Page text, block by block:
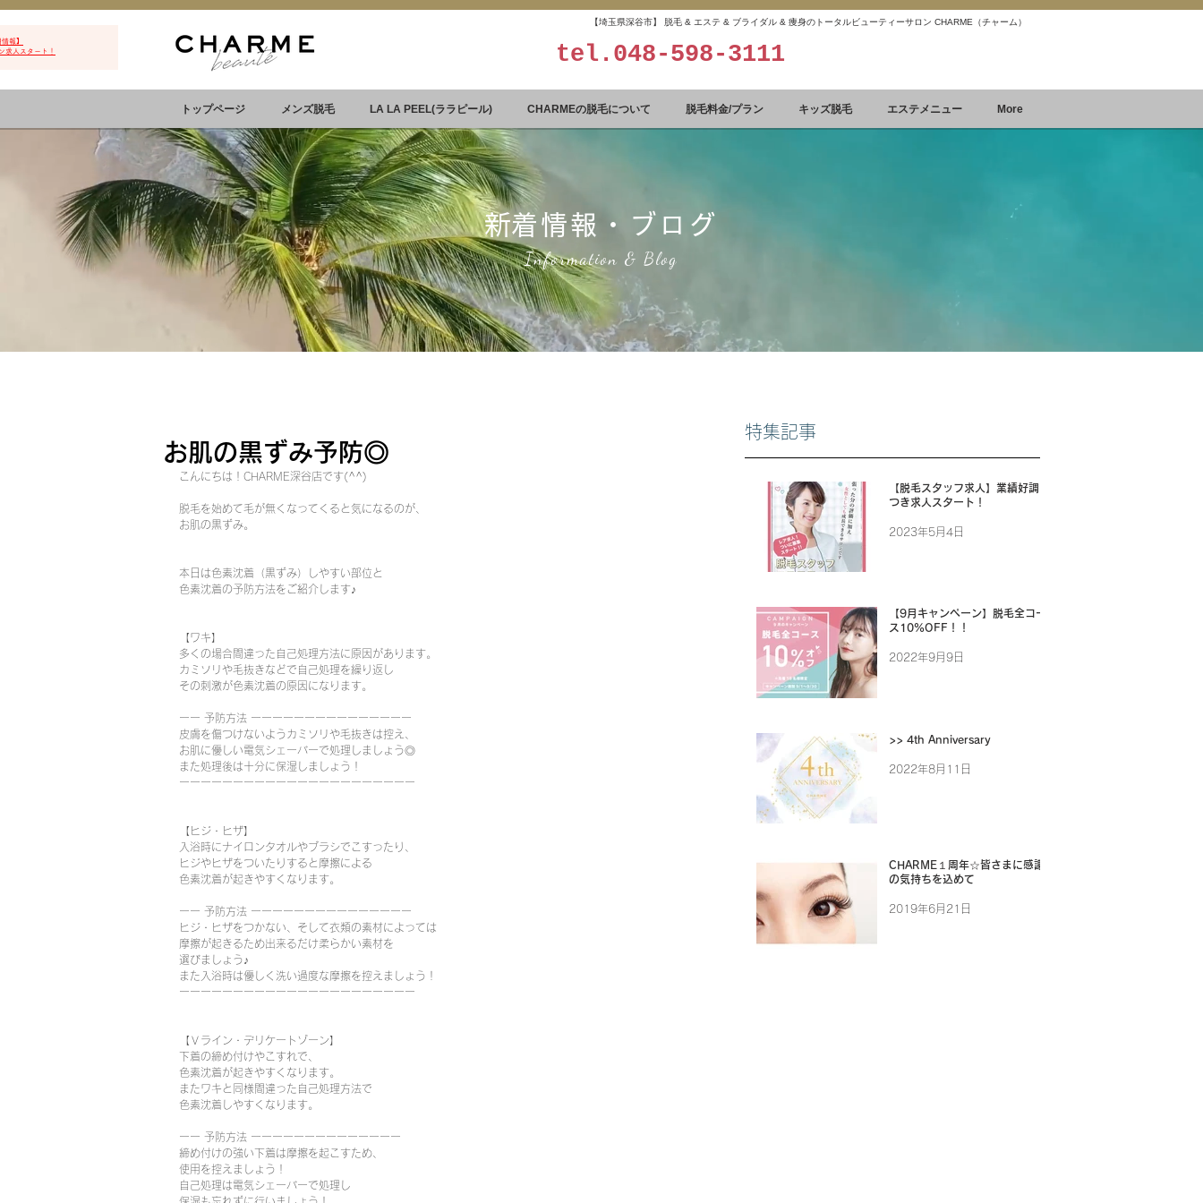
報】
求人スタート！
【埼玉県深谷市】 脱毛 & エステ & ブライダル & 痩身のトータルビューティーサロン CHARME（チャーム）
tel. 048-598-3111
トップページ メンズ脱毛 LA LA PEEL(ララピール) CHARMEの脱毛について 脱毛料金/プラン キッズ脱毛 エステメニュー More
​新着情報・ブログ
Information & Blog
お肌の黒ずみ予防◎
こんにちは！CHARME深谷店です(^^)
脱毛を始めて毛が無くなってくると気になるのが、
お肌の黒ずみ。
本日は色素沈着（黒ずみ）しやすい部位と
色素沈着の予防方法をご紹介します♪
【ワキ】
多くの場合間違った自己処理方法に原因があります。
カミソリや毛抜きなどで自己処理を繰り返し
その刺激が色素沈着の原因になります。
ーー 予防方法 ーーーーーーーーーーーーーーー
皮膚を傷つけないようカミソリや毛抜きは控え、
お肌に優しい電気シェーバーで処理しましょう◎
また処理後は十分に保湿しましょう！
ーーーーーーーーーーーーーーーーーーーーーー
【ヒジ・ヒザ】
入浴時にナイロンタオルやブラシでこすったり、
ヒジやヒザをついたりすると摩擦による
色素沈着が起きやすくなります。
ーー 予防方法 ーーーーーーーーーーーーーーー
ヒジ・ヒザをつかない、そして衣類の素材によっては
摩擦が起きるため出来るだけ柔らかい素材を
選びましょう♪
また入浴時は優しく洗い過度な摩擦を控えましょう！
ーーーーーーーーーーーーーーーーーーーーーー
【Ｖライン・デリケートゾーン】
下着の締め付けやこすれで、
色素沈着が起きやすくなります。
またワキと同様間違った自己処理方法で
色素沈着しやすくなります。
ーー 予防方法 ーーーーーーーーーーーーーー
締め付けの強い下着は摩擦を起こすため、
使用を控えましょう！
自己処理は電気シェーバーで処理し
特集記事
【脱毛スタッフ求人】業績好調に
つき求人スタート！
2023年5月4日
【9月キャンペーン】脱毛全コー
ス10%OFF！！
2022年9月9日
>> 4th Anniversary
2022年8月11日
CHARME１周年☆皆さまに感謝
の気持ちを込めて
2019年6月21日